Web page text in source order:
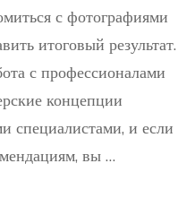
с фотографиями
итоговый результат.
с профессионалами
концепции
специалистами, и если
вы …